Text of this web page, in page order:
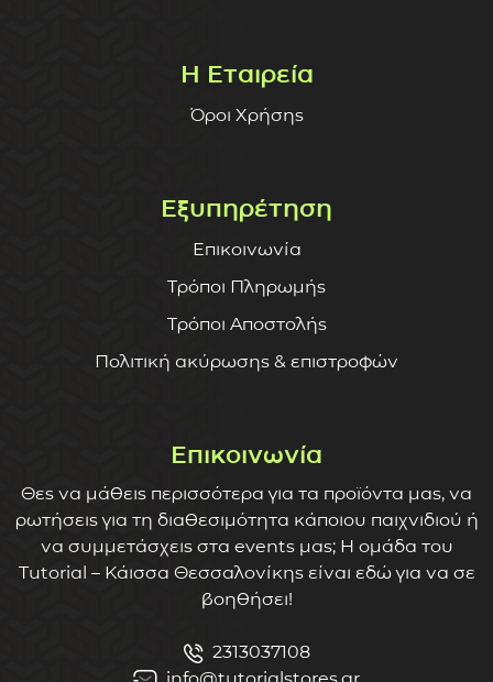
Η Εταιρεία
Όροι Χρήσης
Εξυπηρέτηση
Επικοινωνία
Τρόποι Πληρωμής
Τρόποι Αποστολής
Πολιτική ακύρωσης & επιστροφών
Επικοινωνία
Θες να μάθεις περισσότερα για τα προϊόντα μας, να
ρωτήσεις για τη διαθεσιμότητα κάποιου παιχνιδιού ή
να συμμετάσχεις στα events μας; Η ομάδα του
Tutorial – Κάισσα Θεσσαλονίκης είναι εδώ για να σε
βοηθήσει!
2313037108